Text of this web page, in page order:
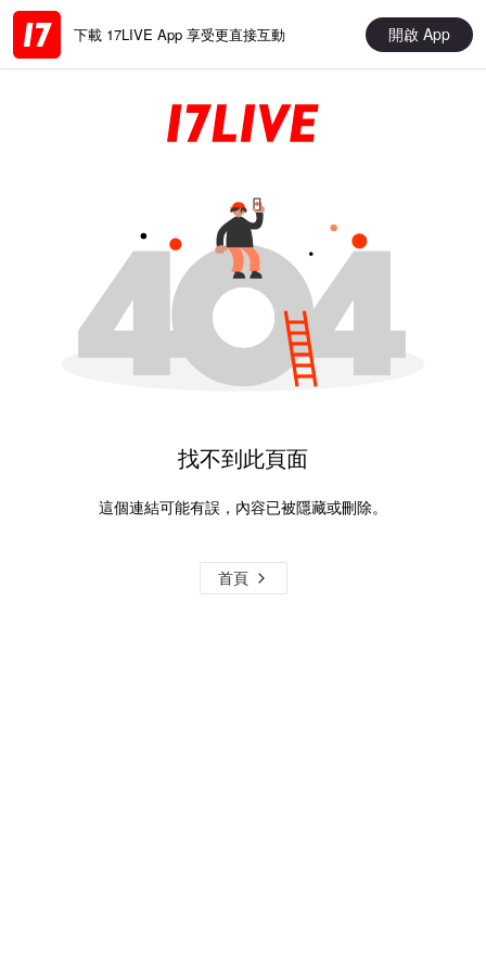
下載 17LIVE App 享受更直接互動 開啟 App
找不到此頁面
這個連結可能有誤，內容已被隱藏或刪除。
首頁